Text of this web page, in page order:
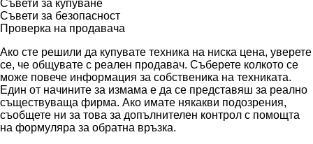
Съвети за купуване
Съвети за безопасност
Проверка на продавача
Ако сте решили да купувате техника на ниска цена, уверете
се, че общувате с реален продавач. Съберете колкото се
може повече информация за собственика на техниката.
Един от начините за измама е да се представяш за реално
съществуваща фирма. Ако имате някакви подозрения,
съобщете ни за това за допълнителен контрол с помощта
на формуляра за обратна връзка.